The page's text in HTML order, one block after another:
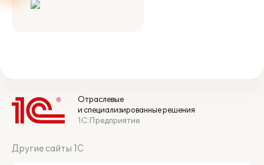
Отраслевые
и специализированные решения
1С:Предприятие
Другие сайты 1С